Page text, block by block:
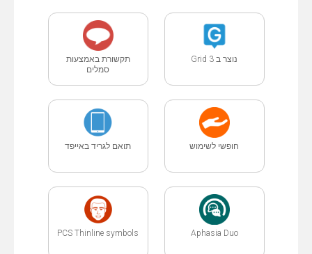
נוצר ב Grid 3
תקשורת באמצעות
סמלים
חופשי לשימוש תואם לגריד באייפד
Aphasia Duo
PCS Thinline symbols